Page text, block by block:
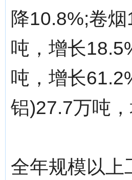
降10.8%;卷
吨，增长
吨，增长
铝)27.7万吨
全年规模以上